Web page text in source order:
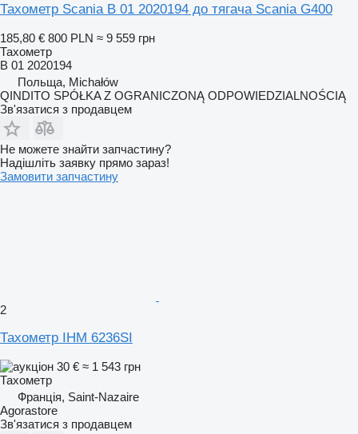
Тахометр Scania B 01 2020194 до тягача Scania G400
185,80 € 800 PLN ≈ 9 559 грн
Тахометр
B 01 2020194
Польща, Michałów
QINDITO SPÓŁKA Z OGRANICZONĄ ODPOWIEDZIALNOŚCIĄ
Зв'язатися з продавцем
Не можете знайти запчастину?
Надішліть заявку прямо зараз!
Замовити запчастину
2
Тахометр IHM 6236SI
30 € ≈ 1 543 грн
Тахометр
Франція, Saint-Nazaire
Agorastore
Зв'язатися з продавцем